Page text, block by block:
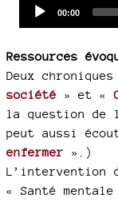
Current
00:00
Ressources
Deux
société » et «
la question de
peut aussi
enfermer ».)
« Santé